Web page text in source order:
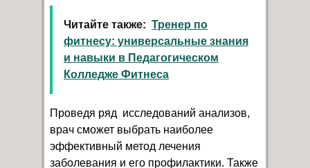
Читайте также: Тренер по
фитнесу: универсальные знания
и навыки в Педагогическом
Колледже Фитнеса
Проведя ряд исследований анализов,
врач сможет выбрать наиболее
эффективный метод лечения
заболевания и его профилактики. Также